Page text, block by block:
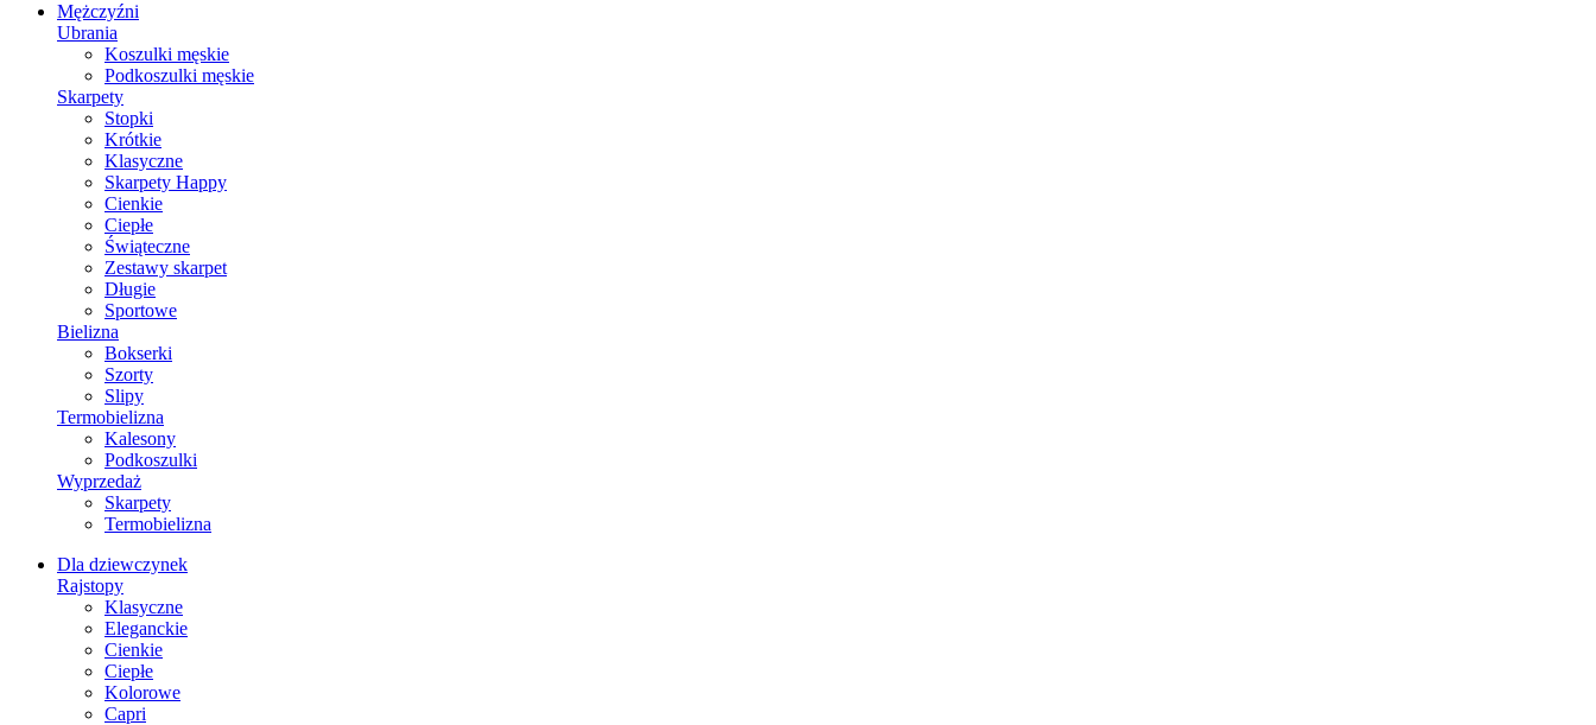
Mężczyźni
Ubrania
Koszulki męskie
Podkoszulki męskie
Skarpety
Stopki
Krótkie
Klasyczne
Skarpety Happy
Cienkie
Ciepłe
Świąteczne
Zestawy skarpet
Długie
Sportowe
Bielizna
Bokserki
Szorty
Slipy
Termobielizna
Kalesony
Podkoszulki
Wyprzedaż
Skarpety
Termobielizna
Dla dziewczynek
Rajstopy
Klasyczne
Eleganckie
Cienkie
Ciepłe
Kolorowe
Capri